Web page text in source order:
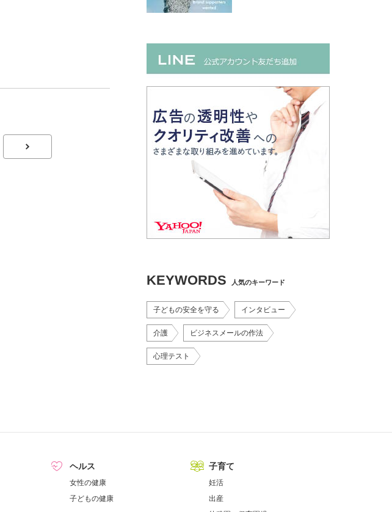
KEYWORDS 人気のキーワード
子どもの安全を守る インタビュー
介護 ビジネスメールの作法
心理テスト
ヘルス
女性の健康
子どもの健康
子育て
妊活
出産